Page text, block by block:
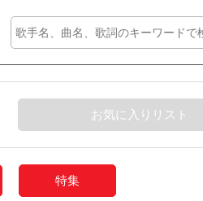
お気に入りリスト
特集